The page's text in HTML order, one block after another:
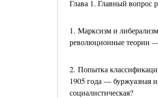
Глава 1. Главный вопрос
1. Марксизм и
революционные теории
2. Попытка
1905 года — буржуазная
социалистическая?